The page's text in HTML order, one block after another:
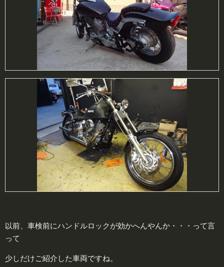
以前、車検前にハンドルロックが効かへんやんか・・・って言
って
少しだけご紹介した車両ですね。